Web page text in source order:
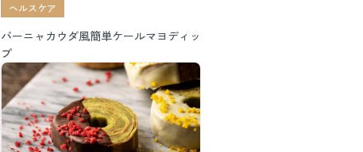
ヘルスケア
バーニャカウダ風簡単ケールマヨディッ
プ